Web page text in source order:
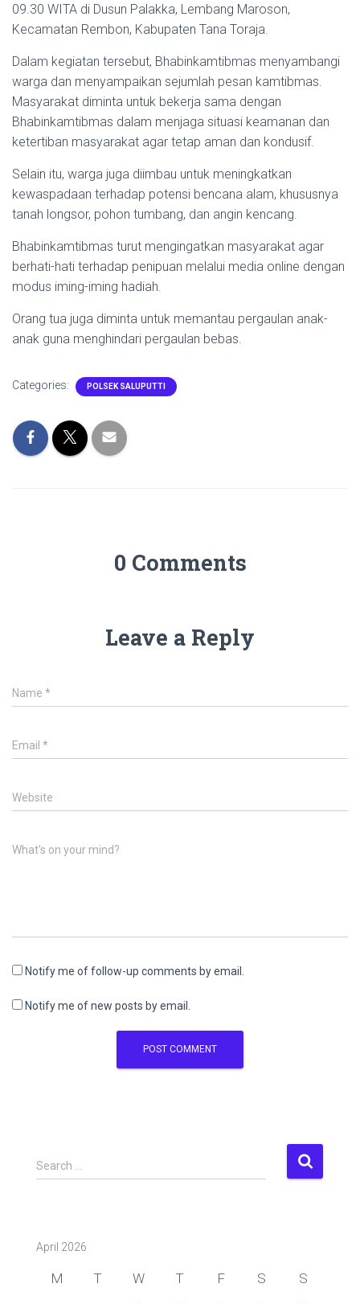
09.30 WITA di Dusun Palakka, Lembang Maroson,
Kecamatan Rembon, Kabupaten Tana Toraja.
Dalam kegiatan tersebut, Bhabinkamtibmas menyambangi
warga dan menyampaikan sejumlah pesan kamtibmas.
Masyarakat diminta untuk bekerja sama dengan
Bhabinkamtibmas dalam menjaga situasi keamanan dan
ketertiban masyarakat agar tetap aman dan kondusif.
Selain itu, warga juga diimbau untuk meningkatkan
kewaspadaan terhadap potensi bencana alam, khususnya
tanah longsor, pohon tumbang, dan angin kencang.
Bhabinkamtibmas turut mengingatkan masyarakat agar
berhati-hati terhadap penipuan melalui media online dengan
modus iming-iming hadiah.
Orang tua juga diminta untuk memantau pergaulan anak-
anak guna menghindari pergaulan bebas.
Categories: POLSEK SALUPUTTI
0 Comments
Leave a Reply
Name *
Email *
Website
What's on your mind?
Notify me of follow-up comments by email.
Notify me of new posts by email.
S
e
h
Search …
April 2026
M T W T F S S